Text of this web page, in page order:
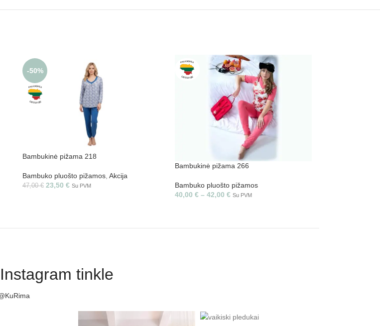
-50%
Bambukinė pižama 218
Bambuko pluošto pižamos Akcija
47,00€ 23,50 € Su PVM
Bambukinė pižama 266
Bambuko pluošto pižamos
40,00 € – 42,00 € Su PVM
tinkle